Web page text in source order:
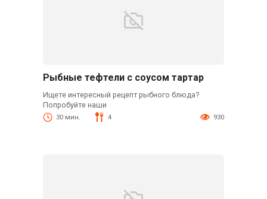
Рыбные тефтели с соусом тартар
Ищете интересный рецепт рыбного блюда?
Попробуйте наши
30 мин. 4 930